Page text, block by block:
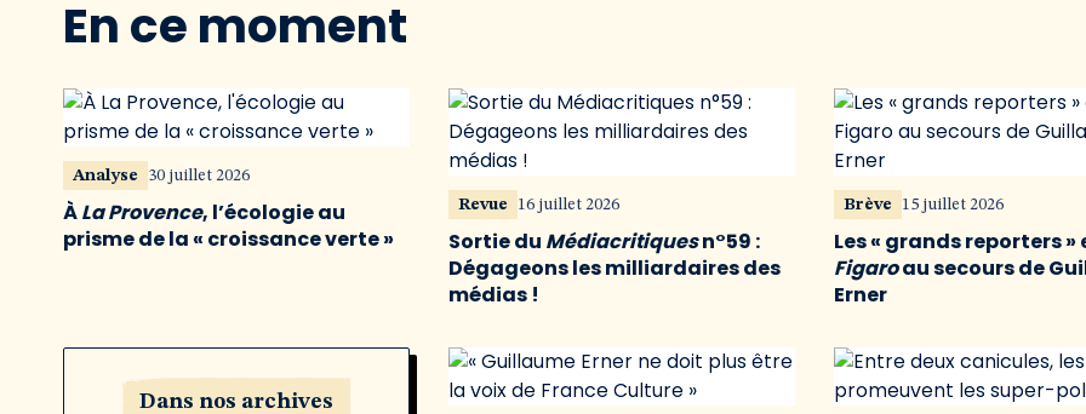
En ce moment
Analyse 30 juillet 2026
ÀLa Provence, l’écologie au
prisme de la « croissance verte »
Revue 16 juillet 2026
Sortie du Médiacritiquesn°59 :
Dégageons les milliardaires des
médias !
Brève 15 juillet 2026
Les « grands reporters »
Figaroau secours de
Erner
Dans nos archives